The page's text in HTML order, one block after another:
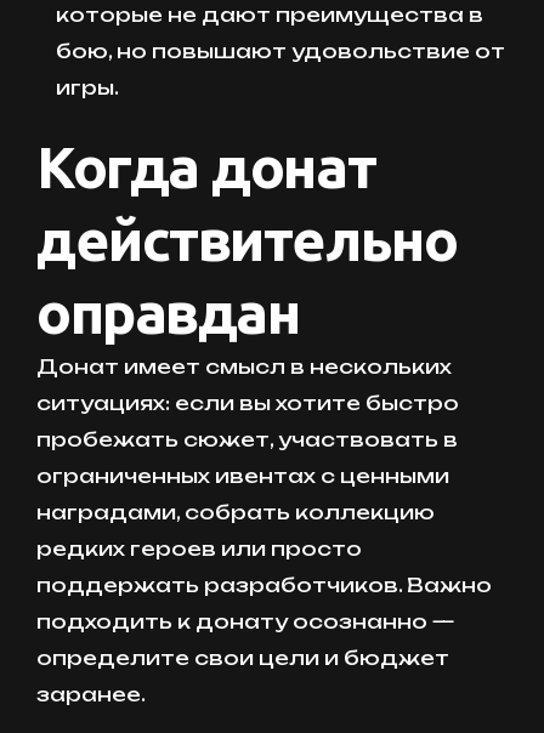
которые не дают преимущества в
бою, но повышают удовольствие от
игры.
Когда донат
действительно
оправдан
Донат имеет смысл в нескольких
ситуациях: если вы хотите быстро
пробежать сюжет, участвовать в
ограниченных ивентах с ценными
наградами, собрать коллекцию
редких героев или просто
поддержать разработчиков. Важно
подходить к донату осознанно —
определите свои цели и бюджет
заранее.